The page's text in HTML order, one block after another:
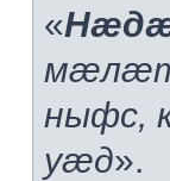
«
ныфс,
уæд».